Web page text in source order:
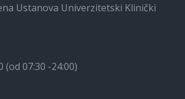
Ustanova Univerzitetski Klinički
(od 07:30 -24:00)